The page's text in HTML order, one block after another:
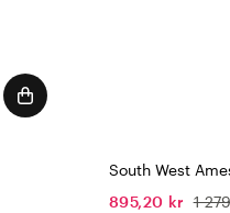
South West
895,20 kr 1